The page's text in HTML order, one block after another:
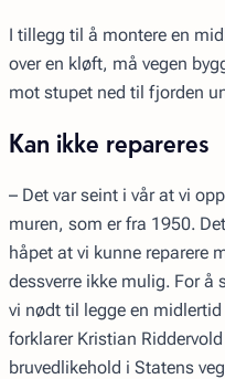
I tillegg til å montere en
over en kløft, må vegen
mot stupet ned til fjorden
Kan ikke repareres
– Det var seint i vår at vi
muren, som er fra 1950.
håpet at vi kunne reparere
dessverre ikke mulig. For å
vi nødt til legge en
forklarer Kristian
bruvedlikehold i Statens